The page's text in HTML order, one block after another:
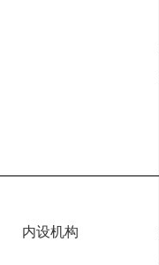
内设机构